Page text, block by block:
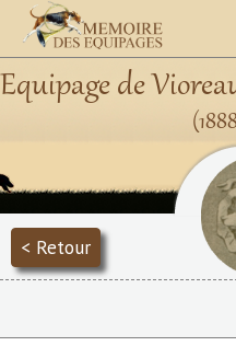
Equipage de
< Retour